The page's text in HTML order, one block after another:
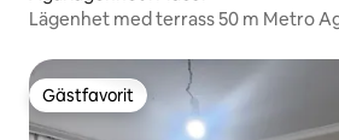
Lägenhet med terrass 50 m Metro
Gästfavorit
Gästfavorit